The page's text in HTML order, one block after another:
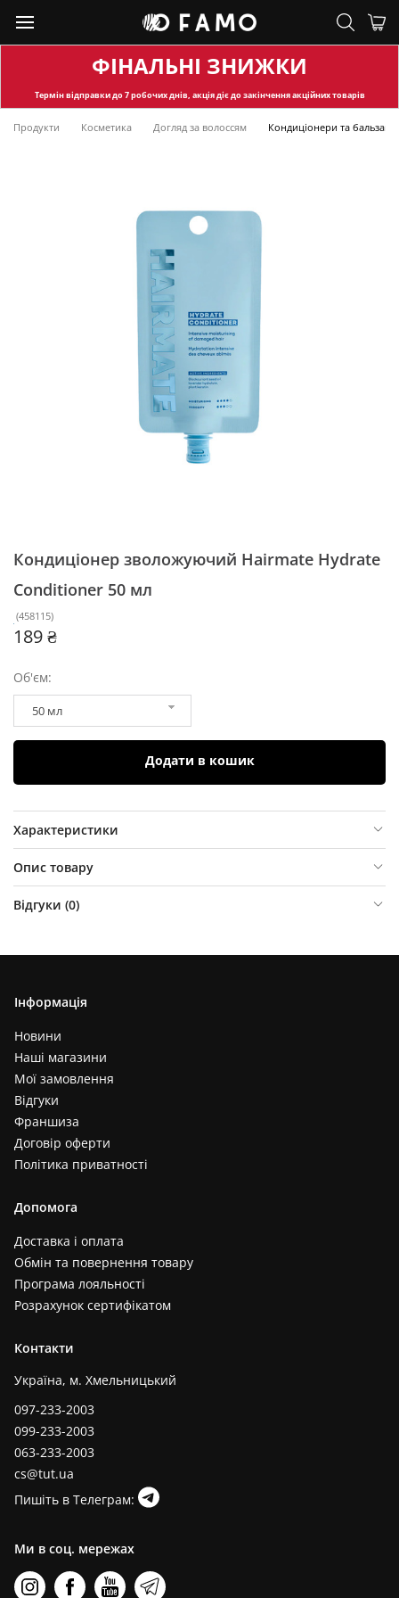
ФІНАЛЬНІ ЗНИЖКИ
Термін відправкидо 7 робочих днів, акція діє до закінчення акційних товарів
Продукти Косметика Догляд за волоссям Кондиціонери та бальзами
Кондиціонер зволожуючий Hairmate Hydrate
Conditioner 50 мл
(458115)
189 ₴
Об'єм:
50 мл
Додати в кошик
Характеристики
Опис товару
Відгуки (0)
Інформація
Новини
Наші магазини
Мої замовлення
Відгуки
Франшиза
Договір оферти
Політика приватності
Допомога
Доставка і оплата
Обмін та повернення товару
Програма лояльності
Розрахунок сертифікатом
Контакти
Україна, м. Хмельницький
097-233-2003
099-233-2003
063-233-2003
cs@tut.ua
Пишіть в Телеграм:
Ми в соц. мережах